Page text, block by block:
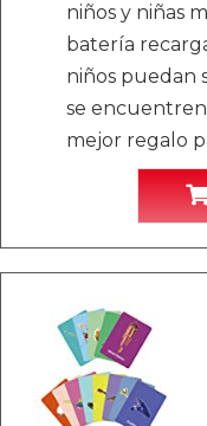
niños y niñas
batería
niños puedan
se
mejor regalo